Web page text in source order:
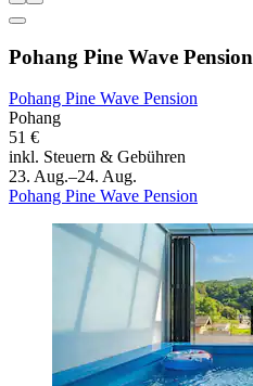
Pohang Pine Wave Pension
Pohang Pine Wave Pension
Pohang
51 €
inkl. Steuern & Gebühren
23. Aug.–24. Aug.
Pohang Pine Wave Pension